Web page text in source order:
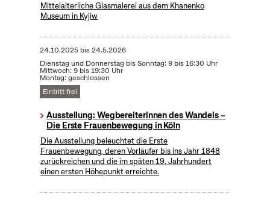
Mittelalterliche Glasmalerei aus dem Khanenko
Museum in Kyjiw
24.10.2025bis24.5.2026
Dienstag und Donnerstag bis Sonntag: 9 bis 16:30 Uhr
Mittwoch: 9 bis 19:30 Uhr
Montag: geschlossen
Eintritt frei
Ausstellung: Wegbereiterinnen des Wandels –
Die Erste Frauenbewegung in Köln
Die Ausstellung beleuchtet die Erste
Frauenbewegung, deren Vorläufer bis ins Jahr 1848
zurückreichen und die im späten 19. Jahrhundert
einen ersten Höhepunkt erreichte.